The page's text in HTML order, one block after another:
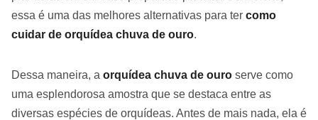
essa é uma das melhores alternativas para ter como
cuidar de orquídea chuva de ouro.
Dessa maneira, a orquídea chuva de ouro serve como
uma esplendorosa amostra que se destaca entre as
diversas espécies de orquídeas. Antes de mais nada, ela é